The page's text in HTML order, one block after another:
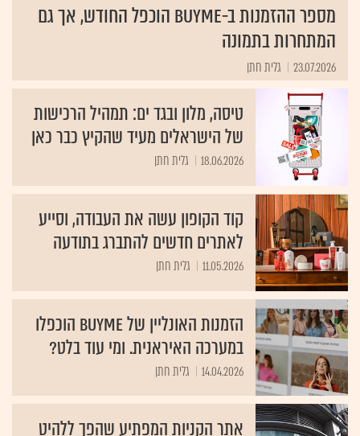
מספר ההזמנות ב-BUYME הוכפל החודש, אך גם
המתחרות בתמונה
23.07.2026 גלית חתן
טיסה, מלון ובגד ים: תמהיל הרכישות
של הישראלים מעיד שהקיץ כבר כאן
18.06.2026 גלית חתן
קוד הקופון עשה את העבודה, וסייע
לאתרים חדשים להתברג בתודעה
11.05.2026 גלית חתן
הזמנות האונליין של BUYME הוכפלו
במערכה האיראנית. ומי עוד בלט?
14.04.2026 גלית חתן
אתר הקניות המפתיע שהפך ללהיט